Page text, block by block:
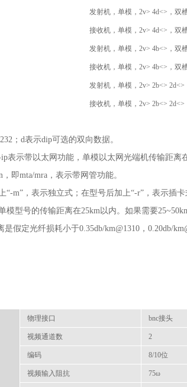
发射机，单模，2v> 4d<>，双
接收机，单模，2v> 4d<>，双
发射机，单模，2v> 4b<>，双
接收机，单模，2v> 4b<>，双
发射机，单模，2v> 2b<> 2d<>
接收机，单模，2v> 2b<> 2d<>
；d表示dip可选的双向数据。
示带以太网功能，单模以太网光端机传输距离
即mta/mra，表示带网管功能。
m”，表示独立式；在型号后加上“-r”，表示插卡
型号的传输距离在25km以内。如果需要
假定光纤损耗小于0.35db/km@1310，0.20db/
物理接口 bnc接头
视频通道数 2
编码 8/10位
视频输入阻抗 75ω